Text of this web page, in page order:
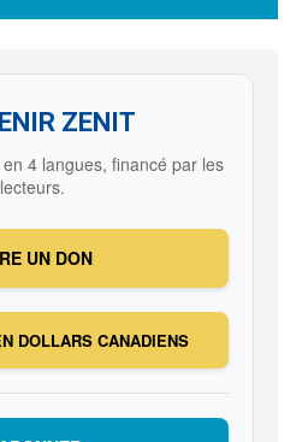
ZENIT
4 langues, financé par les
lecteurs.
UN DON
DOLLARS CANADIENS